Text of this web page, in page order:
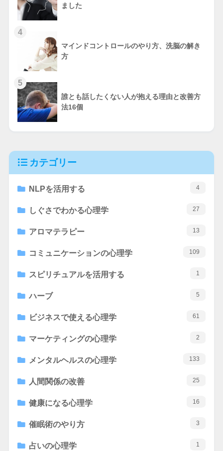
ました
4
マインドコントロールのやり方、洗脳の解き
方
5
誰とも話したくない人が抱える理由と改善方
法16個
カテゴリー
NLPを活用する 4
しぐさでわかる心理学 27
アロマテラピー 13
コミュニケーションの心理学 109
スピリチュアルを活用する 1
ハーブ 5
ビジネスで使える心理学 61
マーケティングの心理学 2
メンタルヘルスの心理学 133
人間関係の改善 25
健康になる心理学 16
催眠術のやり方 3
占いの心理学 1